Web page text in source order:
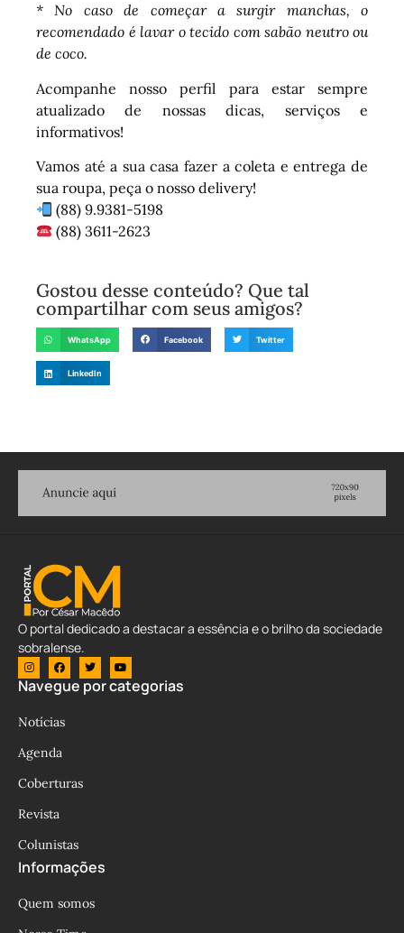
* No caso de começar a surgir manchas, o
recomendado é lavar o tecido com sabão neutro ou
de coco.
Acompanhe nosso perfil para estar sempre
atualizado de nossas dicas, serviços e
informativos!
Vamos até a sua casa fazer a coleta e entrega de
sua roupa, peça o nosso delivery!
(88) 9.9381-5198
(88) 3611-2623
Gostou desse conteúdo? Que tal
compartilhar com seus amigos?
WhatsApp Facebook Twitter
LinkedIn
O portal dedicado a destacar a essência e o brilho da sociedade
sobralense.
Navegue por categorias
Notícias
Agenda
Coberturas
Revista
Colunistas
Informações
Quem somos